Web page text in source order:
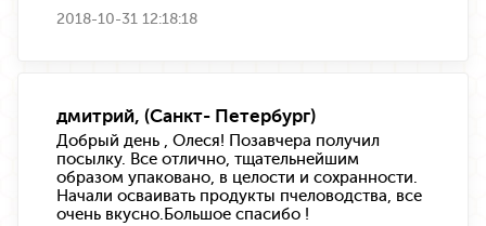
2018-10-31 12:18:18
дмитрий, (Санкт- Петербург)
Добрый день , Олеся! Позавчера получил
посылку. Все отлично, тщательнейшим
образом упаковано, в целости и сохранности.
Начали осваивать продукты пчеловодства, все
очень вкусно.Большое спасибо !